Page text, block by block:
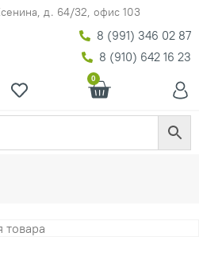
д. 64/32, офис 103
8 (991) 346 02 87
8 (910) 642 16 23
0